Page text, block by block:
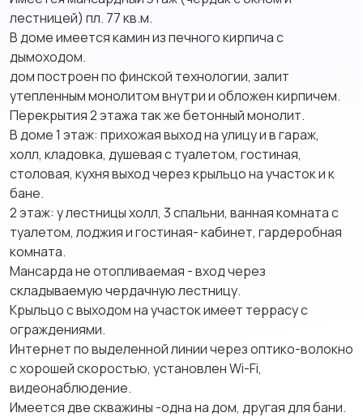
лестницей) пл. 77 кв.м.
В доме имеется камин из печного кирпича с
дымоходом.
дом построен по финской технологии, залит
утепленным монолитом внутри и обложен кирпичем.
Перекрытия 2 этажа так же бетонный монолит.
В доме 1 этаж: прихожая выход на улицу и в гараж,
холл, кладовка, душевая с туалетом, гостиная,
столовая, кухня выход через крыльцо на участок и к
бане.
2 этаж: у лестницы холл, 3 спальни, ванная комната с
туалетом, лоджия и гостиная- кабинет, гардеробная
комната.
Мансарда не отопливаемая - вход через
складываемую чердачную лестницу.
Крыльцо с выходом на участок имеет террасу с
ограждениями.
Интернет по выделенной линии через оптико-волокно
с хорошей скоростью, установлен Wi-Fi,
видеонаблюдение.
Имеется две скважины -одна на дом, другая для бани.